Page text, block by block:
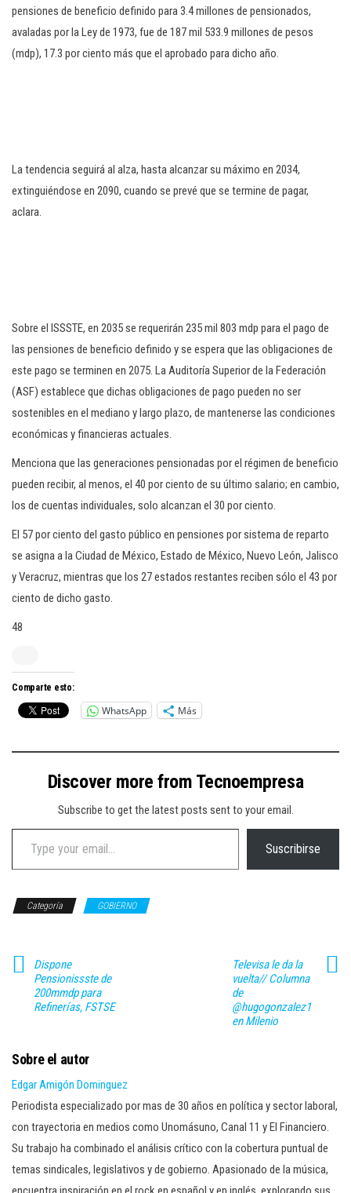
pensiones de beneficio definido para 3.4 millones de pensionados,
avaladas por la Ley de 1973, fue de 187 mil 533.9 millones de pesos
(mdp), 17.3 por ciento más que el aprobado para dicho año.
La tendencia seguirá al alza, hasta alcanzar su máximo en 2034,
extinguiéndose en 2090, cuando se prevé que se termine de pagar,
aclara.
Sobre el ISSSTE, en 2035 se requerirán 235 mil 803 mdp para el pago de
las pensiones de beneficio definido y se espera que las obligaciones de
este pago se terminen en 2075. La Auditoría Superior de la Federación
(ASF) establece que dichas obligaciones de pago pueden no ser
sostenibles en el mediano y largo plazo, de mantenerse las condiciones
económicas y financieras actuales.
Menciona que las generaciones pensionadas por el régimen de beneficio
pueden recibir, al menos, el 40 por ciento de su último salario; en cambio,
los de cuentas individuales, solo alcanzan el 30 por ciento.
El 57 por ciento del gasto público en pensiones por sistema de reparto
se asigna a la Ciudad de México, Estado de México, Nuevo León, Jalisco
y Veracruz, mientras que los 27 estados restantes reciben sólo el 43 por
ciento de dicho gasto.
48
Comparte esto:
WhatsApp Más
Discover more from Tecnoempresa
Subscribe to get the latest posts sent to your email.
Type your email…
Suscribirse
Categoría GOBIERNO
Dispone
Pensionissste de
200mmdp para
Refinerías, FSTSE
Televisa le da la
vuelta// Columna
de
@hugogonzalez1
en Milenio
Sobre el autor
Edgar Amigón Dominguez
Periodista especializado por mas de 30 años en política y sector laboral,
con trayectoria en medios como Unomásuno, Canal 11 y El Financiero.
Su trabajo ha combinado el análisis crítico con la cobertura puntual de
temas sindicales, legislativos y de gobierno. Apasionado de la música,